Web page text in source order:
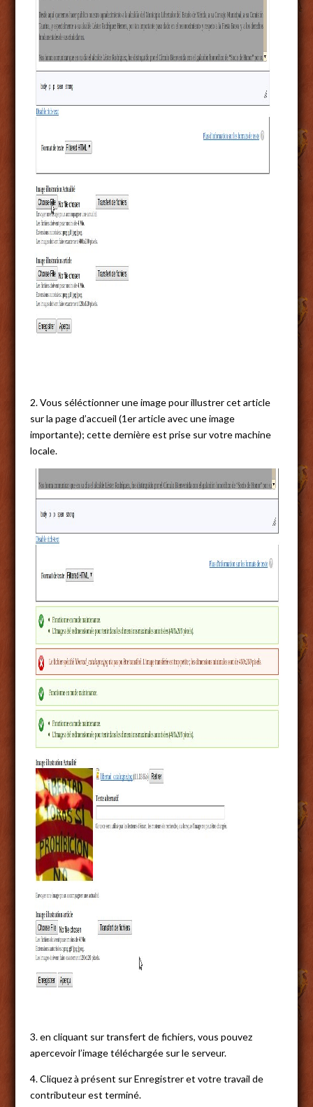
2. Vous séléctionner une image pour illustrer cet article
sur la page d’accueil (1er article avec une image
importante); cette dernière est prise sur votre machine
locale.
3. en cliquant sur transfert de fichiers, vous pouvez
apercevoir l’image téléchargée sur le serveur.
4. Cliquez à présent sur Enregistrer et votre travail de
contributeur est terminé.